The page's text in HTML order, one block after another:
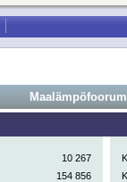
10 267
154 856